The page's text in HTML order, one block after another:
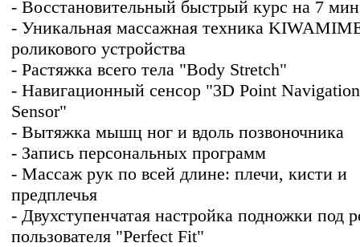
- Восстановительный быстрый курс на 7
- Уникальная массажная техника
роликового устройства
- Растяжка всего тела "Body Stretch"
- Навигационный сенсор "3D Point Navigation
Sensor"
- Вытяжка мышц ног и вдоль позвоночника
- Запись персональных программ
- Массаж рук по всей длине: плечи, кисти и
предплечья
- Двухступенчатая настройка подножки под
пользователя "Perfect Fit"